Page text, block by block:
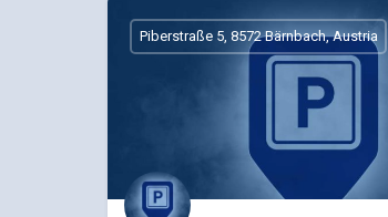
Piberstraße 5, 8572 Bärnbach, Austria